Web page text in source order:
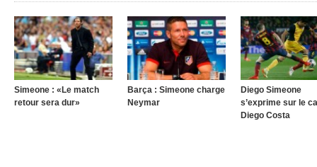
Simeone : «Le match
retour sera dur»
Barça : Simeone charge
Neymar
Diego Simeone
s’exprime sur le
Diego Costa